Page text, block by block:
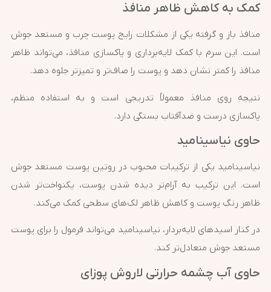
کمک به کاهش ظاهر منافذ
منافذ باز و گرفته یکی از مشکلات رایج پوست چرب و مستعد جوش
است. این سرم با کمک لایه‌برداری و پاکسازی منافذ، می‌تواند ظاهر
منافذ را کمتر نشان دهد و پوست را صاف‌تر و تمیزتر جلوه دهد.
نتیجه روی منافذ معمولاً تدریجی است و به استفاده منظم،
پاکسازی درست و ضدآفتاب بستگی دارد.
حاوی نیاسینامید
نیاسینامید یکی از ترکیبات محبوب در روتین پوست مستعد جوش
است. این ترکیب به آرام‌تر دیده شدن پوست، یکنواخت‌تر شدن
ظاهر رنگ پوست و کاهش ظاهر لک‌های سطحی کمک می‌کند.
در کنار اسیدهای لایه‌بردار، نیاسینامید می‌تواند فرمول را برای پوست
مستعد جوش متعادل‌تر کند.
حاوی آب چشمه حرارتی لاروش پوزای